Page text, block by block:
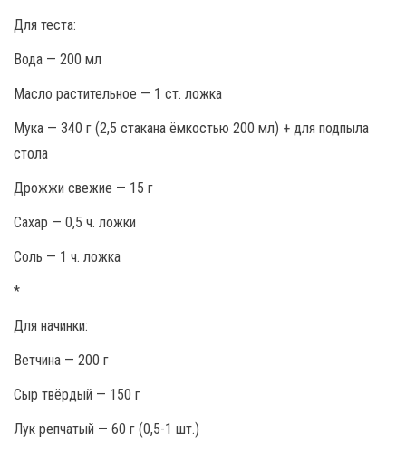
Для теста:
Вода — 200 мл
Масло растительное — 1 ст. ложка
Мука — 340 г (2,5 стакана ёмкостью 200 мл) + для подпыла
стола
Дрожжи свежие — 15 г
Сахар — 0,5 ч. ложки
Соль — 1 ч. ложка
*
Для начинки:
Ветчина — 200 г
Сыр твёрдый — 150 г
Лук репчатый — 60 г (0,5-1 шт.)